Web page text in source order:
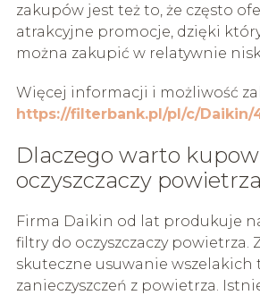
zakupów jest też to, że często
atrakcyjne promocje, dzięki
można zakupić w relatywnie
Więcej informacji i możliwość
https://filterbank.pl/pl/c/Daikin/
Dlaczego warto
oczyszczaczy
Firma Daikin od lat produkuje
filtry do oczyszczaczy powietrza.
skuteczne usuwanie wszelakich
zanieczyszczeń z powietrza.